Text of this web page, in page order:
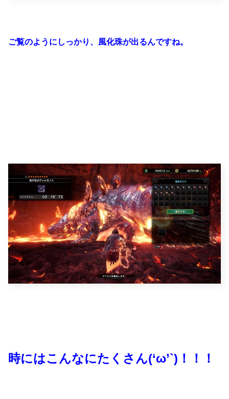
ご覧のようにしっかり、風化珠が出るんですね。
時にはこんなにたくさん(‘ω’`)！！！